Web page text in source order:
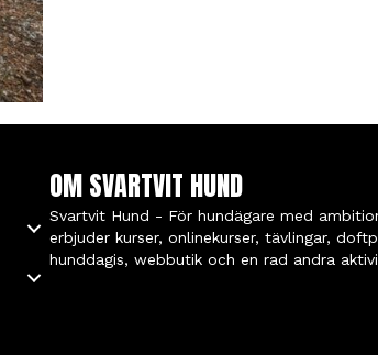
OM SVARTVIT HUND
Svartvit Hund - För hundägare med
erbjuder kurser, onlinekurser, tävlingar,
hunddagis, webbutik och en rad andra